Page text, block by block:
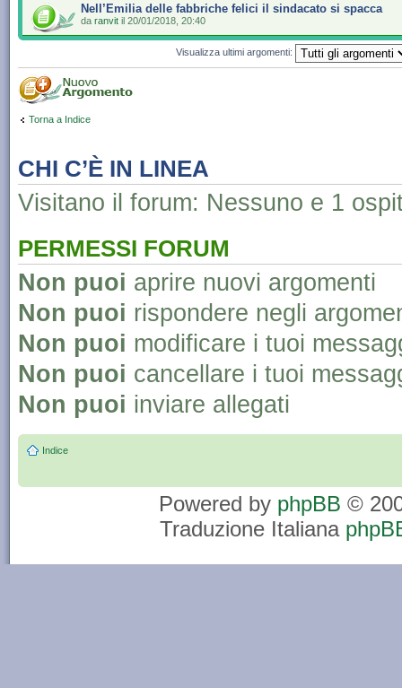
Nell’Emilia delle fabbriche felici il sindacato si spacca
da ranvit il 20/01/2018, 20:40
Visualizza ultimi argomenti:
Torna a Indice
CHI C’È IN LINEA
Visitano il forum: Nessuno e 1
PERMESSI FORUM
Non puoi aprire nuovi argomenti
Non puoi rispondere negli
Non puoi modificare i tuoi
Non puoi cancellare i tuoi
Non puoi inviare allegati
Indice
Powered by phpBB ©
Traduzione Italiana